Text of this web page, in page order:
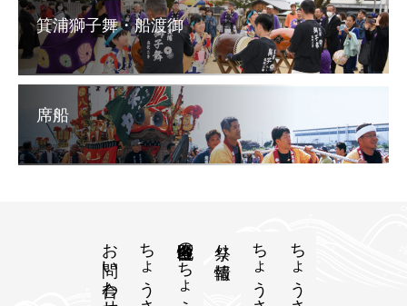
箕浦獅子舞・船渡御
席船
ちょうさの歴史
祭り情報
ちょうさ祭実行委員会
お問い合わせ